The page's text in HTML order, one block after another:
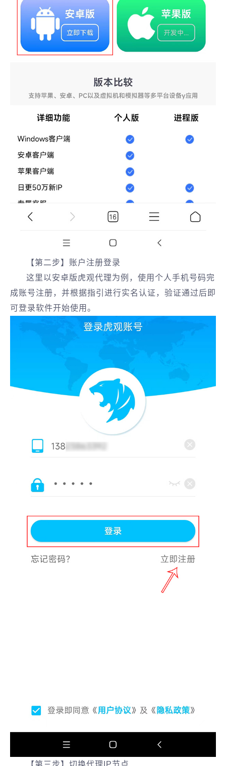
【第二步】账户注册登录
这里以安卓版虎观代理为例，使用个人手机号码完
成账号注册，并根据指引进行实名认证，验证通过后即
可登录软件开始使用。